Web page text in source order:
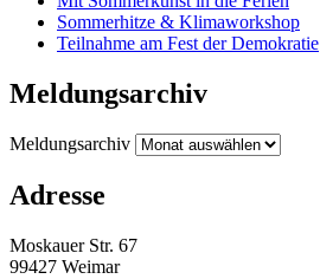
Sommerhitze & Klimaworkshop
Teilnahme am Fest der Demokratie
Meldungsarchiv
Meldungsarchiv
Adresse
Moskauer Str. 67
99427 Weimar